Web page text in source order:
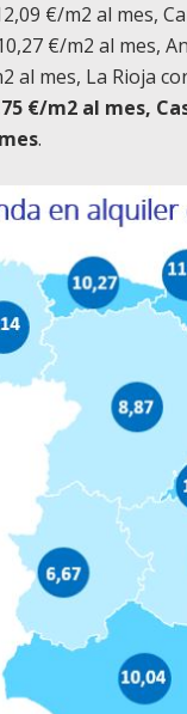
€/m2 al mes,
€/m2 al mes,
al mes, La Rioja
€/m2 al mes,
.